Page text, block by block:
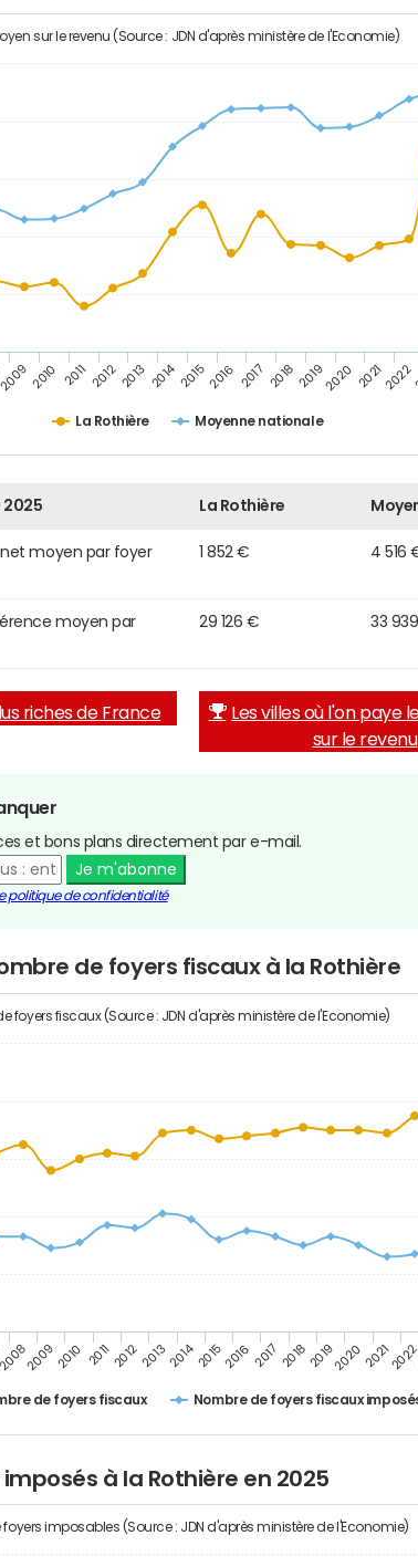
sur le revenu (Source : JDN d'après ministère de l'Economie)
La Rothière Moyenne nationale
20092010 2011 20122013 201420152016 2017 201820192020 20212022
2025 La Rothière
moyen par foyer
1 852 € 4 516
moyen par
29 126 € 33
riches de France
Les villes où l'on paye
sur le revenu
et bons plans directement par e-mail.
Je m'abonne
politique de confidentialité
de foyers fiscaux à la Rothière
foyers fiscaux (Source : JDN d'après ministère de l'Economie)
de foyers fiscaux Nombre de foyers fiscaux
200820092010 201120122013201420152016 2017 2018201920202021
à la Rothière en 2025
imposables (Source : JDN d'après ministère de l'Economie)